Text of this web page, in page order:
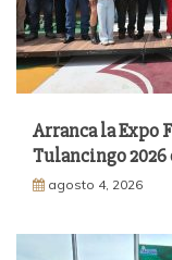
Arranca la Expo
Tulancingo 2026
agosto 4, 2026